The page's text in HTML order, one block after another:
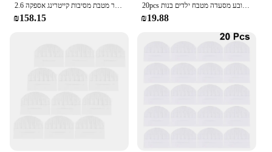
The קייטרינג צלחות הגשה are a testament to the art of
food presentation. Designed with the modern chef
in mind, these sets offer a professional touch to any
2.6 אינץ 'עמוק נירוסטה שולחן אדים מחבת קיטור שולחן מחבת קיטור מטבת מסיבות קייטרינג אספקה
₪158.15
20pcs ילדים שף חד פעמיים ילדים רבנות קייטרינג אוכל קפה בישול כובע מסעדה מטבח ילדים בנות
₪19.88